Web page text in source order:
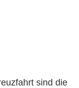
sind die